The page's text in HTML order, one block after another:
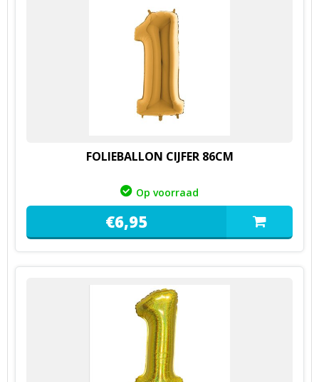
FOLIEBALLON CIJFER 86CM
Op voorraad
€6,95